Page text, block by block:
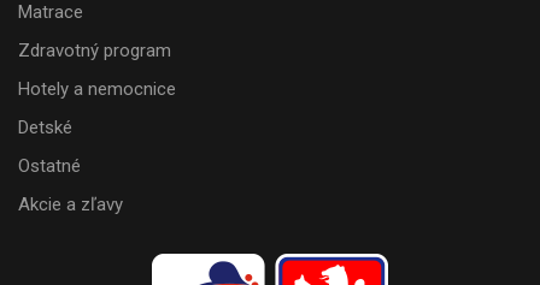
Matrace
Zdravotný program
Hotely a nemocnice
Detské
Ostatné
Akcie a zľavy